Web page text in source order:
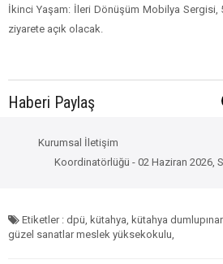
İkinci Yaşam: İleri Dönüşüm Mobilya Sergisi,
ziyarete açık olacak.
Haberi Paylaş
Kurumsal İletişim
Koordinatörlüğü - 02 Haziran 2026,
Etiketler : dpü, kütahya, kütahya
güzel sanatlar meslek yüksekokulu,